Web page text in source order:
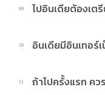
อาหารและทัวร์ส่วนใหญ่มั
09 ไปอินเดียต้องเต
ควรพก Universal
ต่างจากประเทศไทย
10 อินเดียมีอินเทอร์
เมืองใหญ่มีสัญญาณอินเ
หรือซิมอินเดียเพื่อความ
11 ถ้าไปครั้งแรก คว